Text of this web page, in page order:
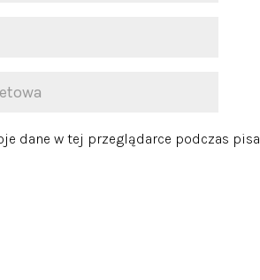
dane w tej przeglądarce podczas